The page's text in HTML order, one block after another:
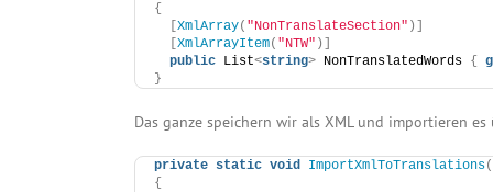
{
XmlArray( "NonTranslateSection" )]
XmlArrayItem( "NTW" )]
public List<string> NonTranslatedWords {
}
Das ganze speichern wir als XML und importieren
private static void ImportXmlToTranslations(
{